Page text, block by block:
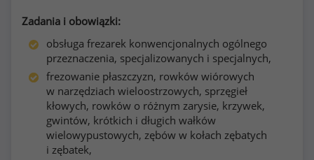
Zadania i obowiązki:
obsługa frezarek konwencjonalnych ogólnego
przeznaczenia, specjalizowanych i specjalnych,
frezowanie płaszczyzn, rowków wiórowych
w narzędziach wieloostrzowych, sprzęgieł
kłowych, rowków o różnym zarysie, krzywek,
gwintów, krótkich i długich wałków
wielowypustowych, zębów w kołach zębatych
i zębatek,